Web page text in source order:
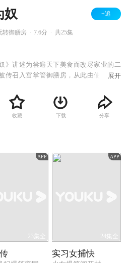
奴 +追
转御膳房 7.6分 共25集
奴》讲述为尝遍天下美食而改尽家业的二
传召入宫掌管御膳房，从此由使唤奴才
列故事。男主角他懒理身边种种危机及
，甚至漠视自己跟雍正皇帝已经从平辈
成尊卑分明的主仆关系，他仍然醉心研
又可以逢凶化吉、转危为安。
展开
收藏 下载 分享
APP
23集全
APP
24集全
实习女捕快